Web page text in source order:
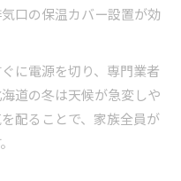
口の保温カバー設置が効
に電源を切り、専門業者
道の冬は天候が急変しや
配ることで、家族全員が